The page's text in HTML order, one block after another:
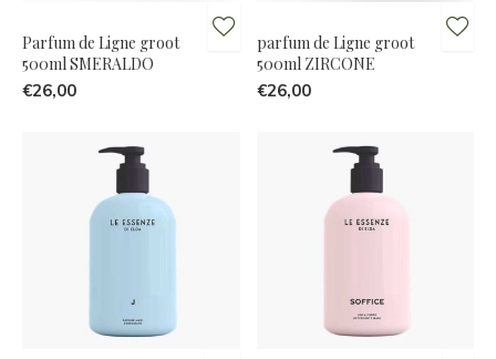
Parfum de Ligne groot
500ml SMERALDO
€26,00
parfum de Ligne groot
500ml ZIRCONE
€26,00